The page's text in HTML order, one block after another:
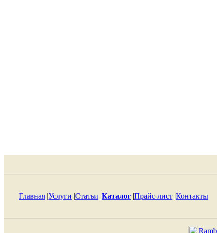
Главная |Услуги |Статьи |Каталог |Прайс-лист |Контакты